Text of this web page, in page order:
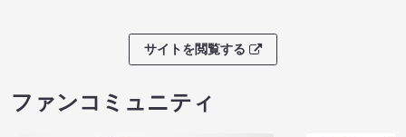
サイトを閲覧する
ファンコミュニティ